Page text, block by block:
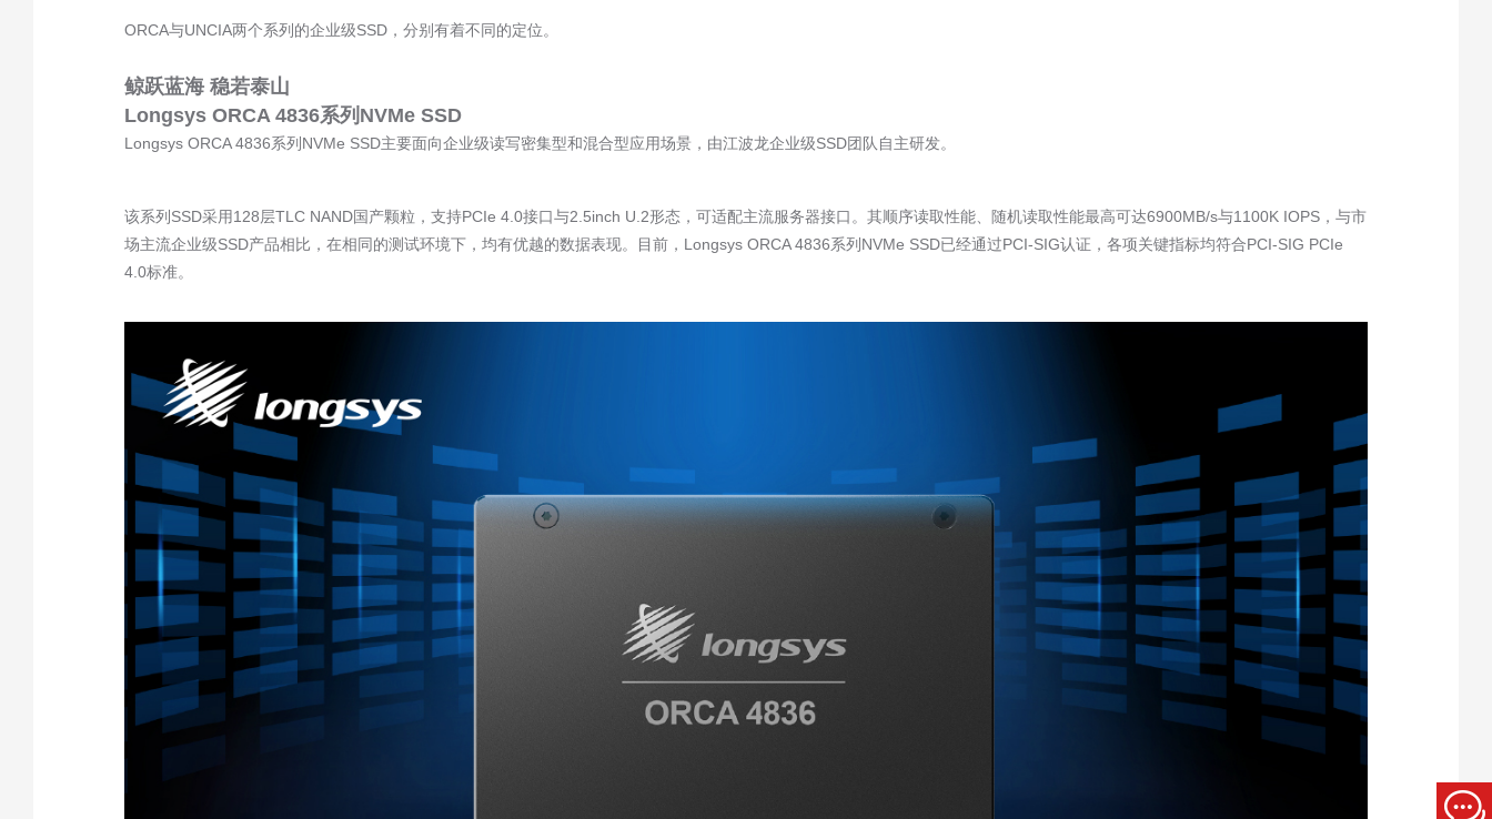
ORCA与UNCIA两个系列的企业级SSD ，分别有着不同的定位。
鲸跃蓝海 稳若泰山
Longsys ORCA 4836系列 NVMe SSD
Longsys ORCA 4836系列NVMe SSD主要面向企业级读写密集型和混合型应用场景，由江波龙企业级SSD团队自主研发。
该系列SSD采用128层TLC NAND国产颗粒，支持PCIe 4.0接口与2.5inch U.2形态，可适配主流服务器接口。其顺序读取性能、随机读取性能最高可达6900MB/s与1100K IOPS ，与市
场主流企业级SSD产品相比，在相同的测试环境下，均有优越的数据表现。目前， Longsys ORCA 4836系列NVMe SSD已经通过PCI-SIG认证，各项关键指标均符合PCI-SIG PCIe
4.0标准。